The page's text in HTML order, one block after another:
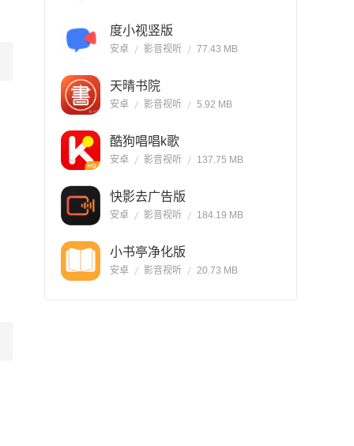
度小视竖版
安卓 影音视听 77.43 MB
天晴书院
安卓 影音视听 5.92 MB
酷狗唱唱k歌
安卓 影音视听 137.75 MB
快影去广告版
安卓 影音视听 184.19 MB
小书亭净化版
安卓 影音视听 20.73 MB